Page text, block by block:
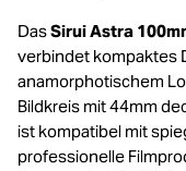
DasSirui Astra
verbindet kompaktes
anamorphotischem
Bildkreis mit 44mm
ist kompatibel mit
professionelle